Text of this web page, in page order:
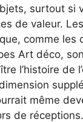
surtout si
de valeur.
comme les
Art déco,
l’histoire de
même
de réceptions.